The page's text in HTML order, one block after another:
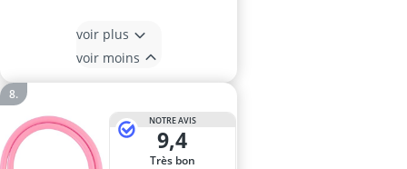
voir plus
voir moins
NOTRE AVIS
9,4
Très bon